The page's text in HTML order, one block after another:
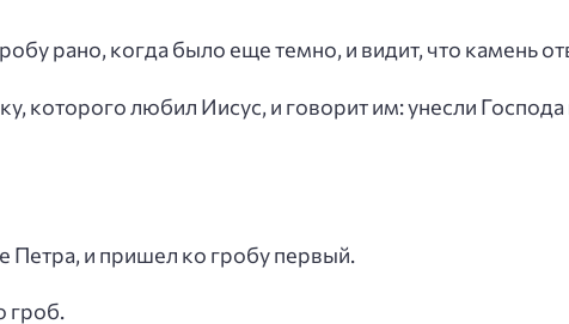
рано, когда было еще темно, и видит, что камень
которого любил Иисус, и говорит им: унесли Господа
Петра, и пришел ко гробу первый.
гроб.